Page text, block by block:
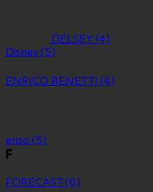
DELSEY (4)
Disney(5)
ENRICO BENETTI (4)
enso (5)
F
FORECAST(6)